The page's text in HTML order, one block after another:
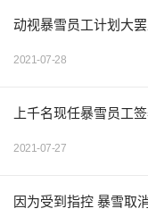
动视暴雪员工计划大
2021-07-28
上千名现任暴雪员工
2021-07-27
因为受到指控 暴雪取